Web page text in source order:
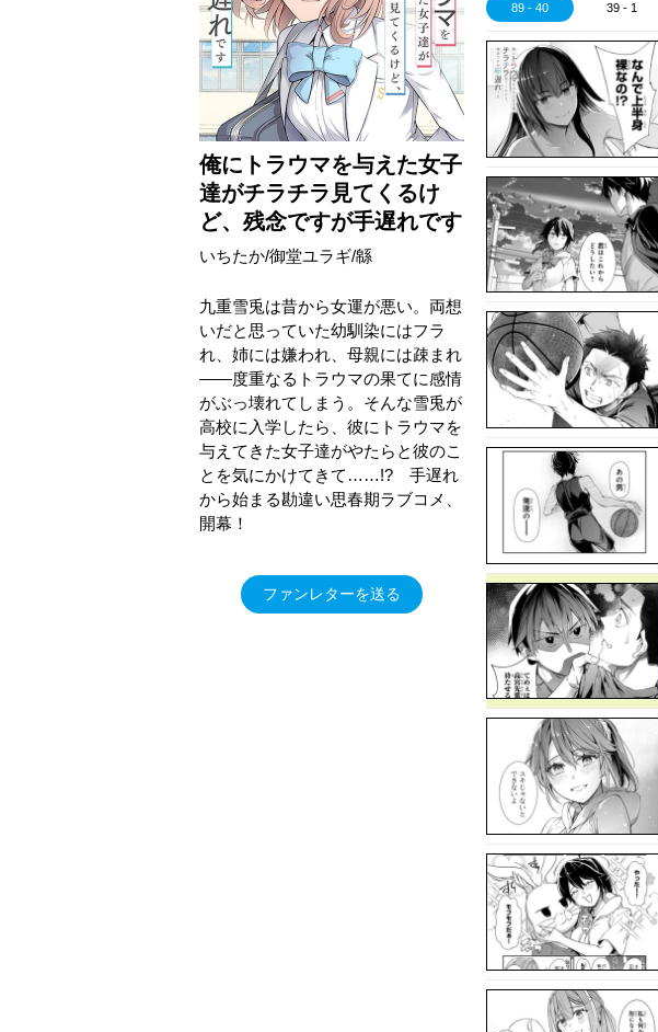
俺にトラウマを与えた女子
達がチラチラ見てくるけ
ど、残念ですが手遅れです
いちたか/御堂ユラギ/緜
九重雪兎は昔から女運が悪い。両想
いだと思っていた幼馴染にはフラ
れ、姉には嫌われ、母親には疎まれ
――度重なるトラウマの果てに感情
がぶっ壊れてしまう。そんな雪兎が
高校に入学したら、彼にトラウマを
与えてきた女子達がやたらと彼のこ
とを気にかけてきて……!? 手遅れ
から始まる勘違い思春期ラブコメ、
開幕！
ファンレターを送る
89 - 40 39 - 1